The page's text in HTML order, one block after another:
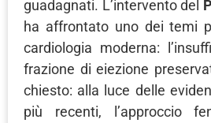
guadagnati. L’intervento del
ha affrontato uno dei temi
cardiologia moderna:
frazione di eiezione
chiesto: alla luce delle
più recenti, l’approccio